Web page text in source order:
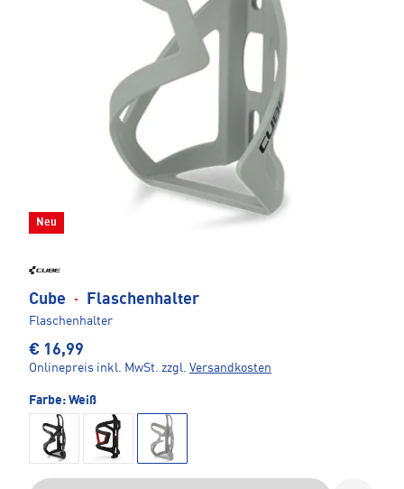
Neu
Cube · Flaschenhalter
Flaschenhalter
€ 16,99
Onlinepreis inkl. MwSt. zzgl. Versandkosten
Farbe: Weiß